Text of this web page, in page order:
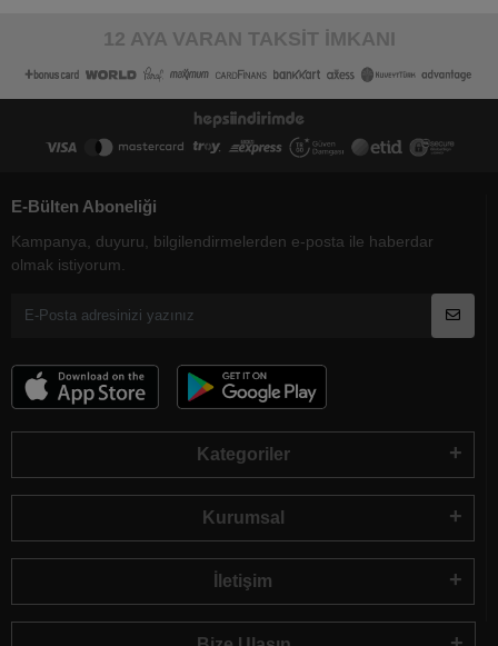
12 AYA VARAN TAKSİT İMKANI
E-Bülten Aboneliği
Kampanya, duyuru, bilgilendirmelerden e-posta ile haberdar
olmak istiyorum.
Kategoriler
Kurumsal
İletişim